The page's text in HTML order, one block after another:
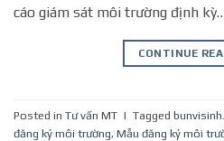
cáo giám sát môi trường định
CONTINUE
Posted in Tư vấn MT | Tagged
đăng ký môi trường, Mẫu đăng ký môi